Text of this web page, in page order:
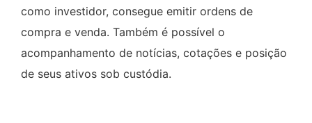
como investidor, consegue emitir ordens de
compra e venda. Também é possível o
acompanhamento de notícias, cotações e posição
de seus ativos sob custódia.